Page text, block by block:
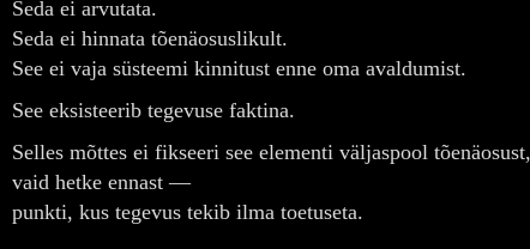
Seda ei arvutata.
Seda ei hinnata tõenäosuslikult.
See ei vaja süsteemi kinnitust enne oma avaldumist.
See eksisteerib tegevuse faktina.
Selles mõttes ei fikseeri see elementi väljaspool tõenäosust,
vaid hetke ennast —
punkti, kus tegevus tekib ilma toetuseta.